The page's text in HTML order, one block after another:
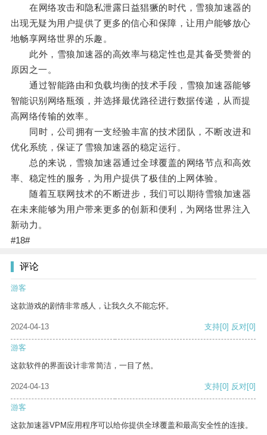
在网络攻击和隐私泄露日益猖獗的时代，雪狼加速器的
出现无疑为用户提供了更多的信心和保障，让用户能够放心
地畅享网络世界的乐趣。
此外，雪狼加速器的高效率与稳定性也是其备受赞誉的
原因之一。
通过智能路由和负载均衡的技术手段，雪狼加速器能够
智能识别网络瓶颈，并选择最优路径进行数据传递，从而提
高网络传输的效率。
同时，公司拥有一支经验丰富的技术团队，不断改进和
优化系统，保证了雪狼加速器的稳定运行。
总的来说，雪狼加速器通过全球覆盖的网络节点和高效
率、稳定性的服务，为用户提供了极佳的上网体验。
随着互联网技术的不断进步，我们可以期待雪狼加速器
在未来能够为用户带来更多的创新和便利，为网络世界注入
新动力。
#18#
评论
游客
这款游戏的剧情非常感人，让我久久不能忘怀。
2024-04-13 支持[0] 反对[0]
游客
这款软件的界面设计非常简洁，一目了然。
2024-04-13 支持[0] 反对[0]
游客
这款加速器VPM应用程序可以给你提供全球覆盖和最高安全性的连接。